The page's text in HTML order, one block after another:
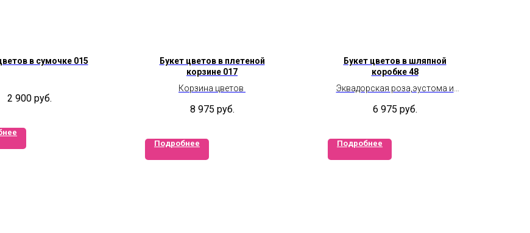
в сумочке 015
2 900 руб.
Букет цветов в плетеной
корзине 017
Корзина цветов
8 975 руб.
Подробнее
Букет цветов в шляпной
коробке 48
Эквадорская роза,эустома и
6 975 руб.
Подробнее